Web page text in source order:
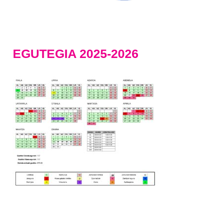
EGUTEGIA 2025-2026